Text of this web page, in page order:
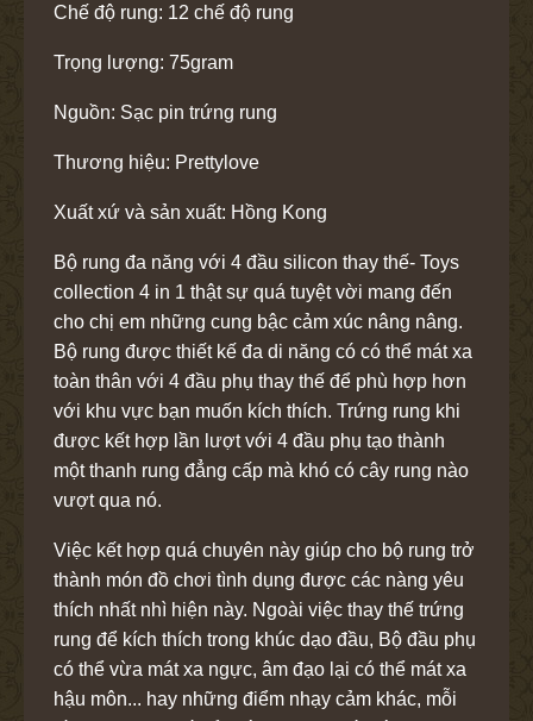
Chế độ rung: 12 chế độ rung
Trọng lượng: 75gram
Nguồn: Sạc pin trứng rung
Thương hiệu: Prettylove
Xuất xứ và sản xuất: Hồng Kong
Bộ rung đa năng với 4 đầu silicon thay thế- Toys
collection 4 in 1 thật sự quá tuyệt vời mang đến
cho chị em những cung bậc cảm xúc nâng nâng.
Bộ rung được thiết kế đa di năng có có thể mát xa
toàn thân với 4 đầu phụ thay thế để phù hợp hơn
với khu vực bạn muốn kích thích. Trứng rung khi
được kết hợp lần lượt với 4 đầu phụ tạo thành
một thanh rung đẳng cấp mà khó có cây rung nào
vượt qua nó.
Việc kết hợp quá chuyên này giúp cho bộ rung trở
thành món đồ chơi tình dụng được các nàng yêu
thích nhất nhì hiện này. Ngoài việc thay thế trứng
rung để kích thích trong khúc dạo đầu, Bộ đầu phụ
có thể vừa mát xa ngực, âm đạo lại có thể mát xa
hậu môn... hay những điểm nhạy cảm khác, mỗi